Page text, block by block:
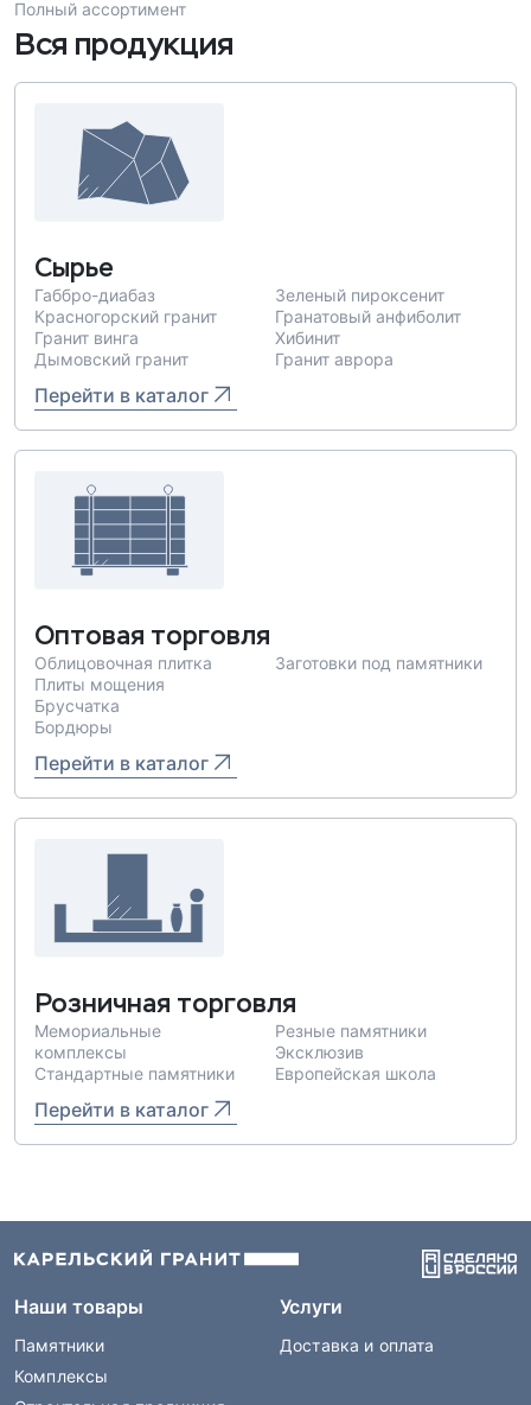
Полный ассортимент
Вся продукция
Сырье
Габбро-диабаз
Красногорский гранит
Гранит винга
Дымовский гранит
Зеленый пироксенит
Гранатовый анфиболит
Хибинит
Гранит аврора
Перейти в каталог
Оптовая торговля
Облицовочная плитка
Плиты мощения
Брусчатка
Бордюры
Заготовки под памятники
Перейти в каталог
Розничная торговля
Мемориальные
комплексы
Стандартные памятники
Резные памятники
Эксклюзив
Европейская школа
Перейти в каталог
Наши товары
Памятники
Комплексы
Услуги
Доставка и оплата